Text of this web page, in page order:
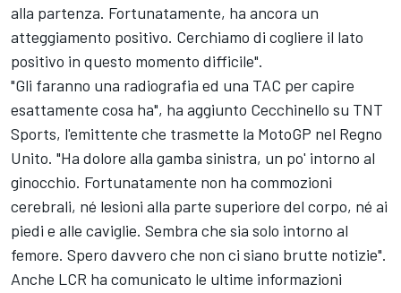
alla partenza. Fortunatamente, ha ancora un
atteggiamento positivo. Cerchiamo di cogliere il lato
positivo in questo momento difficile".
"Gli faranno una radiografia ed una TAC per capire
esattamente cosa ha", ha aggiunto Cecchinello su TNT
Sports, l'emittente che trasmette la MotoGP nel Regno
Unito. "Ha dolore alla gamba sinistra, un po' intorno al
ginocchio. Fortunatamente non ha commozioni
cerebrali, né lesioni alla parte superiore del corpo, né ai
piedi e alle caviglie. Sembra che sia solo intorno al
femore. Spero davvero che non ci siano brutte notizie".
Anche LCR ha comunicato le ultime informazioni